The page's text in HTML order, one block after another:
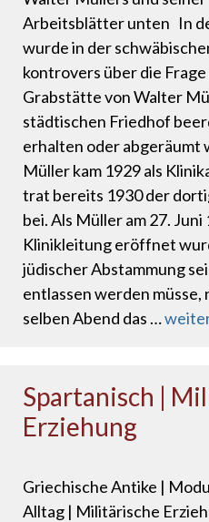
Arbeitsblätter unten In
wurde in der
kontrovers über die
Grabstätte von Walter
städtischen Friedhof
erhalten oder abgeräumt
Müller kam 1929 als
trat bereits 1930 der
bei. Als Müller am 27.
Klinikleitung eröffnet
jüdischer Abstammung
entlassen werden müsse,
selben Abend das …
Spartanisch |
Erziehung
Griechische Antike |
Alltag | Militärische